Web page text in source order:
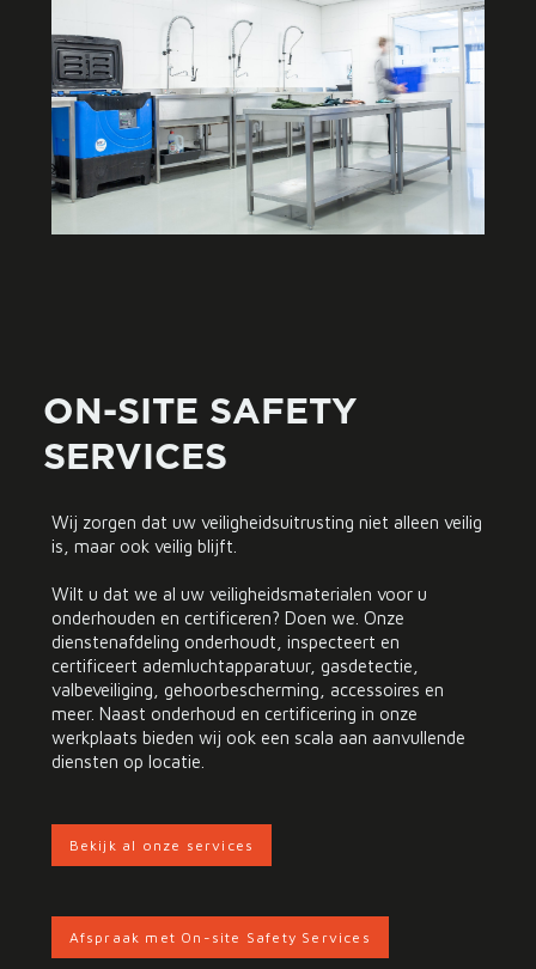
ON-SITE SAFETY
SERVICES
Wij zorgen dat uw veiligheidsuitrusting niet alleen veilig
is, maar ook veilig blijft.
Wilt u dat we al uw veiligheidsmaterialen voor u
onderhouden en certificeren? Doen we. Onze
dienstenafdeling onderhoudt, inspecteert en
certificeert ademluchtapparatuur, gasdetectie,
valbeveiliging, gehoorbescherming, accessoires en
meer. Naast onderhoud en certificering in onze
werkplaats bieden wij ook een scala aan aanvullende
diensten op locatie.
Bekijk al onze services
Afspraak met On-site Safety Services